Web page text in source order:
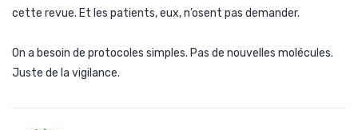
cette revue. Et les patients, eux, n’osent pas demander.
On a besoin de protocoles simples. Pas de nouvelles molécules.
Juste de la vigilance.